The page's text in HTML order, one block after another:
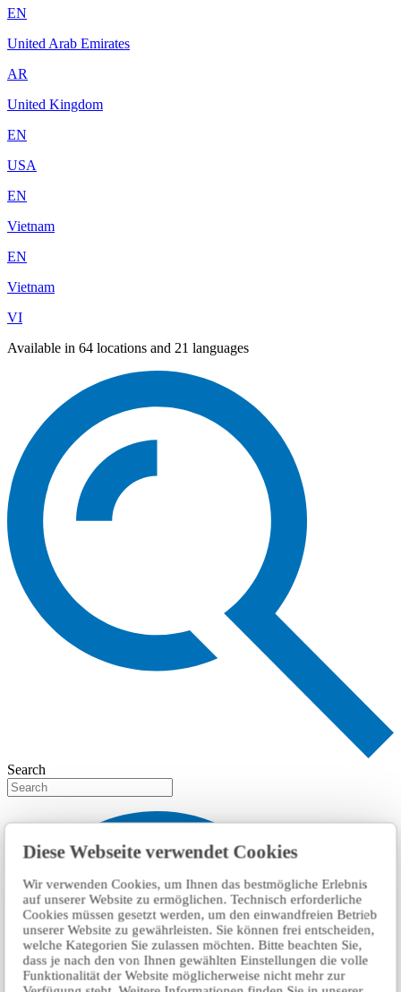
Diese Webseite verwendet Cookies
Wir verwenden Cookies, um Ihnen das bestmögliche Erlebnis
auf unserer Website zu ermöglichen. Technisch erforderliche
Cookies müssen gesetzt werden, um den einwandfreien Betrieb
unserer Website zu gewährleisten. Sie können frei entscheiden,
welche Kategorien Sie zulassen möchten. Bitte beachten Sie,
dass je nach den von Ihnen gewählten Einstellungen die volle
Funktionalität der Website möglicherweise nicht mehr zur
EN
United Arab Emirates
AR
United Kingdom
EN
USA
EN
Vietnam
EN
Vietnam
VI
Available in 64 locations and 21 languages
Search